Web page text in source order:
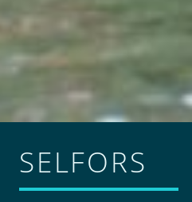
SELFORS